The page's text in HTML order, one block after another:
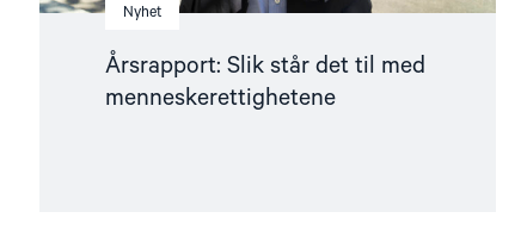
Nyhet
Årsrapport: Slik står det til med
menneskerettighetene